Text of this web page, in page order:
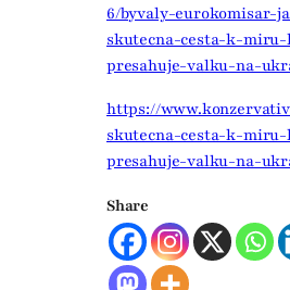
6/byvaly-eurokomisar-
skutecna-cesta-k-
presahuje-valku-na-
https://
skutecna-cesta-k-
presahuje-valku-na-
Share